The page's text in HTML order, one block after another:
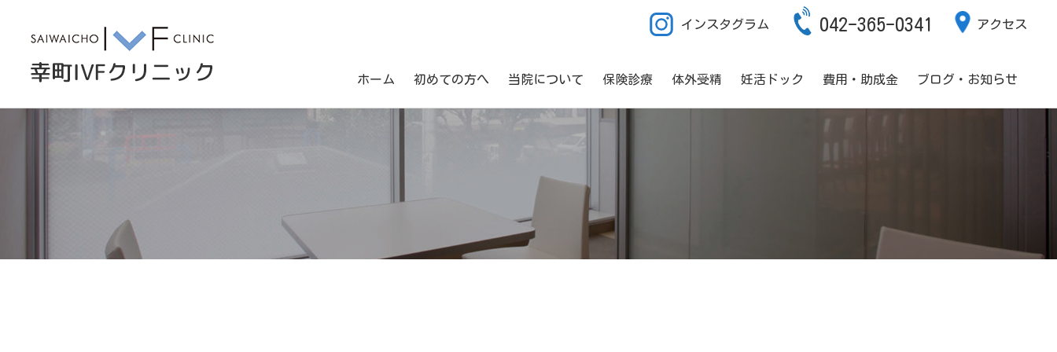
インスタグラム 042-365-0341 アクセス
ホーム 初めての方へ 当院について 保険診療 体外受精 妊活ドック 費用・助成金 ブログ・お知らせ